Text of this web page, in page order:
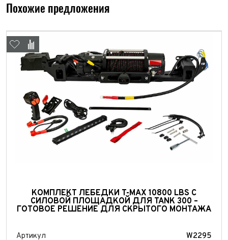
Похожие предложения
КОМПЛЕКТ ЛЕБЕДКИ T-MAX 10800 LBS С
СИЛОВОЙ ПЛОЩАДКОЙ ДЛЯ TANK 300 –
ГОТОВОЕ РЕШЕНИЕ ДЛЯ СКРЫТОГО МОНТАЖА
Артикул W2295
Обратная связь
ФИО*
Телефон*
Заявка на оценку
ФИО*